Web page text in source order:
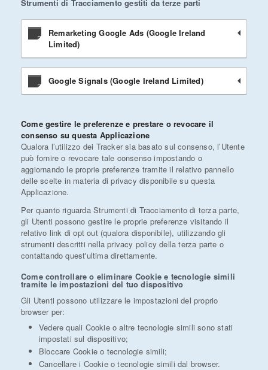
Strumenti di Tracciamento gestiti da terze parti
Remarketing Google Ads (Google Ireland
Limited)
Google Signals (Google Ireland Limited)
Come gestire le preferenze e prestare o revocare il
consenso su questa Applicazione
Qualora l’utilizzo dei Tracker sia basato sul consenso, l’Utente
può fornire o revocare tale consenso impostando o
aggiornando le proprie preferenze tramite il relativo pannello
delle scelte in materia di privacy disponibile su questa
Applicazione.
Per quanto riguarda Strumenti di Tracciamento di terza parte,
gli Utenti possono gestire le proprie preferenze visitando il
relativo link di opt out (qualora disponibile), utilizzando gli
strumenti descritti nella privacy policy della terza parte o
contattando quest'ultima direttamente.
Come controllare o eliminare Cookie e tecnologie simili
tramite le impostazioni del tuo dispositivo
Gli Utenti possono utilizzare le impostazioni del proprio
browser per:
Vedere quali Cookie o altre tecnologie simili sono stati
impostati sul dispositivo;
Bloccare Cookie o tecnologie simili;
Cancellare i Cookie o tecnologie simili dal browser.